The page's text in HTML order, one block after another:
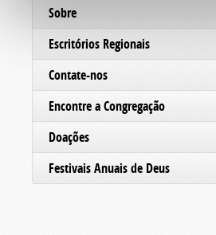
Sobre
Escritórios Regionais
Contate-nos
Encontre a Congregação
Doações
Festivais Anuais de Deus